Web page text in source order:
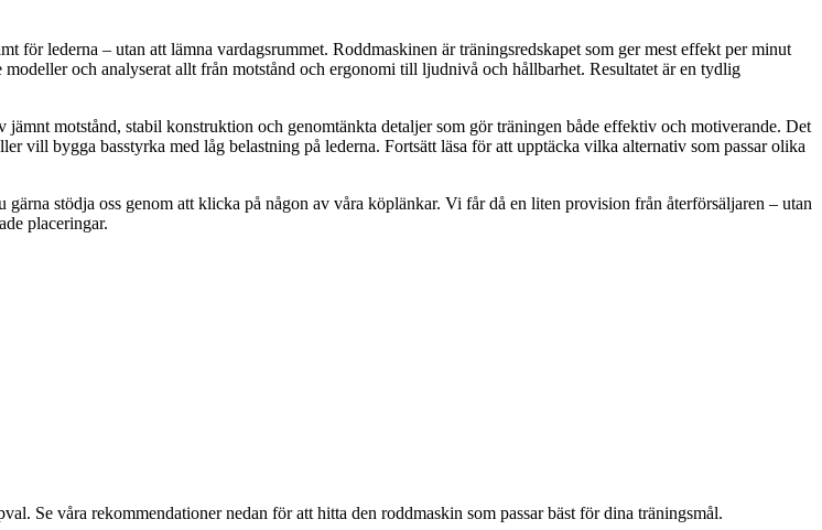
för lederna – utan att lämna vardagsrummet. Roddmaskinen är träningsredskapet som ger mest effekt per minut
och analyserat allt från motstånd och ergonomi till ljudnivå och hållbarhet. Resultatet är en tydlig
jämnt motstånd, stabil konstruktion och genomtänkta detaljer som gör träningen både effektiv och motiverande. Det
vill bygga basstyrka med låg belastning på lederna. Fortsätt läsa för att upptäcka vilka alternativ som passar olika
stödja oss genom att klicka på någon av våra köplänkar. Vi får då en liten provision från återförsäljaren – utan
placeringar.
Se våra rekommendationer nedan för att hitta den roddmaskin som passar bäst för dina träningsmål.